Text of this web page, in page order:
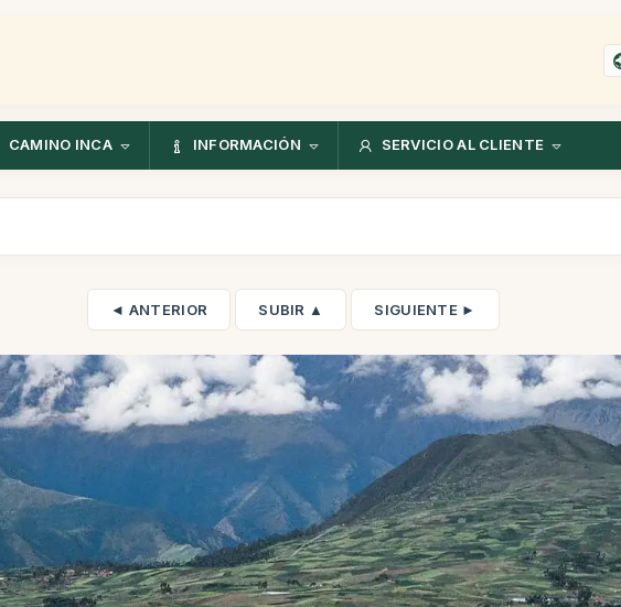
CAMINO INCA INFORMACIÓN SERVICIO AL CLIENTE
◄ ANTERIOR SUBIR ▲ SIGUIENTE ►